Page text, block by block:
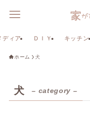
ディア ＤＩＹ キッチン
ホーム 犬
犬 – category –